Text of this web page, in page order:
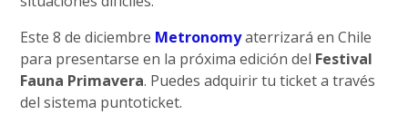
Este 8 de diciembre Metronomyaterrizará en Chile
para presentarse en la próxima edición del Festival
Fauna Primavera. Puedes adquirir tu ticket a través
del sistema puntoticket.